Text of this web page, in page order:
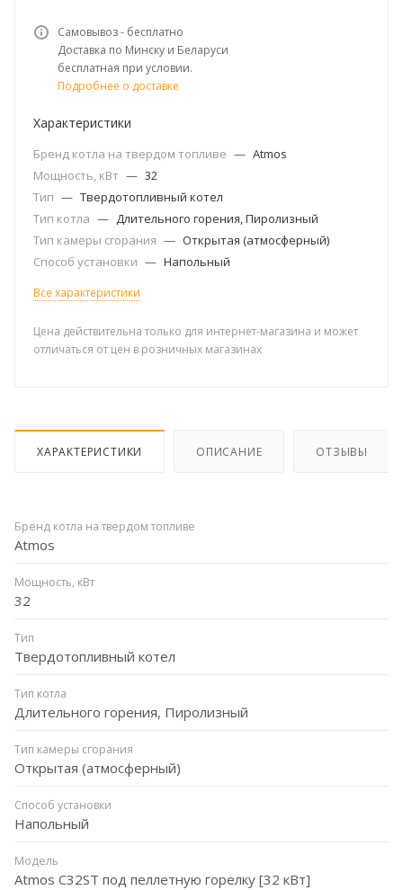
Самовывоз - бесплатно
Доставка по Минску и Беларуси
бесплатная при условии.
Подробнее о доставке
Характеристики
Бренд котла на твердом топливе — Atmos
Мощность, кВт — 32
Тип — Твердотопливный котел
Тип котла — Длительного горения, Пиролизный
Тип камеры сгорания — Открытая (атмосферный)
Способ установки — Напольный
Все характеристики
Цена действительна только для интернет-магазина и может
отличаться от цен в розничных магазинах
ХАРАКТЕРИСТИКИ ОПИСАНИЕ ОТЗЫВЫ
Бренд котла на твердом топливе
Atmos
Мощность, кВт
32
Тип
Твердотопливный котел
Тип котла
Длительного горения, Пиролизный
Тип камеры сгорания
Открытая (атмосферный)
Способ установки
Напольный
Модель
Atmos C32ST под пеллетную горелку [32 кВт]